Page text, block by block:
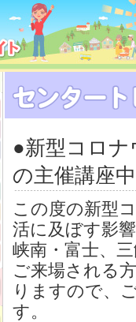
●新型コロ
の主催講座
この度の新型
活に及ぼす影
峡南・富士、
ご来場される
りますので、
す。